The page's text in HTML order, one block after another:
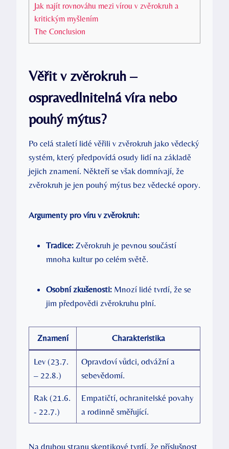
Jak najít‍ rovnováhu mezi vírou v zvěrokruh ⁤a
kritickým myšlením
The Conclusion
Věřit v zvěrokruh –
ospravedlnitelná ⁣víra nebo
pouhý mýtus?
Po celá staletí lidé věřili v zvěrokruh ⁤jako vědecký
systém, který předpovídá osudy lidí na ‍základě
jejich znamení. Někteří se však‌ domnívají, že
zvěrokruh je jen pouhý mýtus bez vědecké ⁢opory.
Argumenty ⁤pro⁤ víru v zvěrokruh:
Tradice: Zvěrokruh je‌ pevnou součástí
mnoha kultur po ⁤celém ‍světě.
Osobní zkušenosti: Mnozí lidé tvrdí, že ​se
jim předpovědi zvěrokruhu plní.
Znamení Charakteristika
Lev⁢ (23.7.
– 22.8.)
Opravdoví⁤ vůdci, ⁣odvážní a
sebevědomí.
Rak (21.6.
-‍ 22.7.)
Empatičtí, ochranitelské povahy
a rodinně ⁣směřující.
Na druhou‌ stranu skeptikové tvrdí, že příslušnost